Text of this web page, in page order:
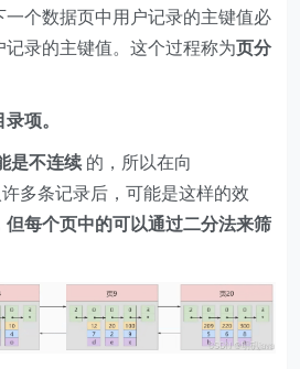
个数据页中用户记录的主键值必
录的主键值。这个过程称为页分
项。
是不连续 的，所以在向
多条记录后，可能是这样的效
但每个页中的可以通过二分法来筛